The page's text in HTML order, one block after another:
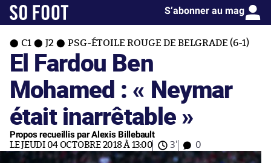
S’abonner au mag
C1 J2 PSG-ÉTOILE ROUGE DE BELGRADE (6-1)
El Fardou Ben
Mohamed : « Neymar
était inarrêtable »
Propos recueillis par Alexis Billebault
LE JEUDI 04 OCTOBRE 2018 À 13:00 3' 0